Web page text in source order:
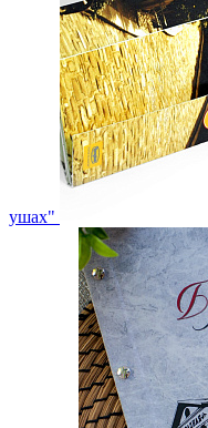
ушах"